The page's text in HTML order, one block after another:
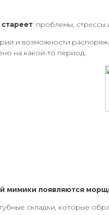
: проблемы, стрессы
и возможности
на какой-то период.
мимики появляются
складки, которые